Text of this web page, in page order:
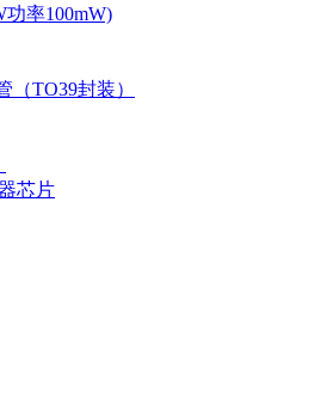
功率100mW)
（TO39封装）
芯片